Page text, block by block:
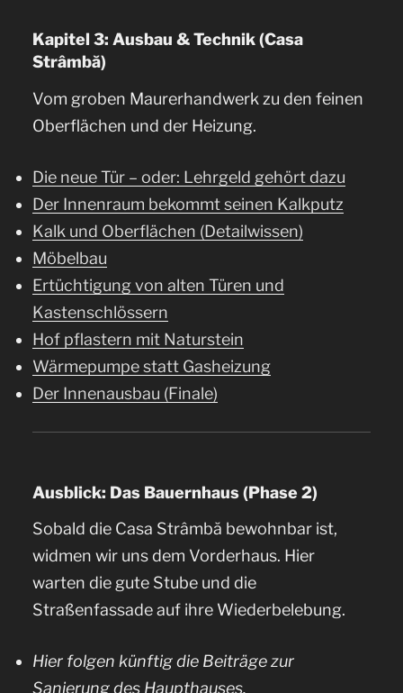
Kapitel 3: Ausbau & Technik (Casa
Strâmbă)
Vom groben Maurerhandwerk zu den feinen
Oberflächen und der Heizung.
Die neue Tür – oder: Lehrgeld gehört dazu
Der Innenraum bekommt seinen Kalkputz
Kalk und Oberflächen (Detailwissen)
Möbelbau
Ertüchtigung von alten Türen und
Kastenschlössern
Hof pflastern mit Naturstein
Wärmepumpe statt Gasheizung
Der Innenausbau (Finale)
Ausblick: Das Bauernhaus (Phase 2)
Sobald die Casa Strâmbă bewohnbar ist,
widmen wir uns dem Vorderhaus. Hier
warten die gute Stube und die
Straßenfassade auf ihre Wiederbelebung.
Hier folgen künftig die Beiträge zur
Sanierung des Haupthauses.